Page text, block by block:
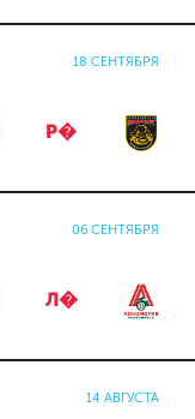
18 СЕНТЯБРЯ
Р�
06 СЕНТЯБРЯ
Л�
14 АВГУСТА